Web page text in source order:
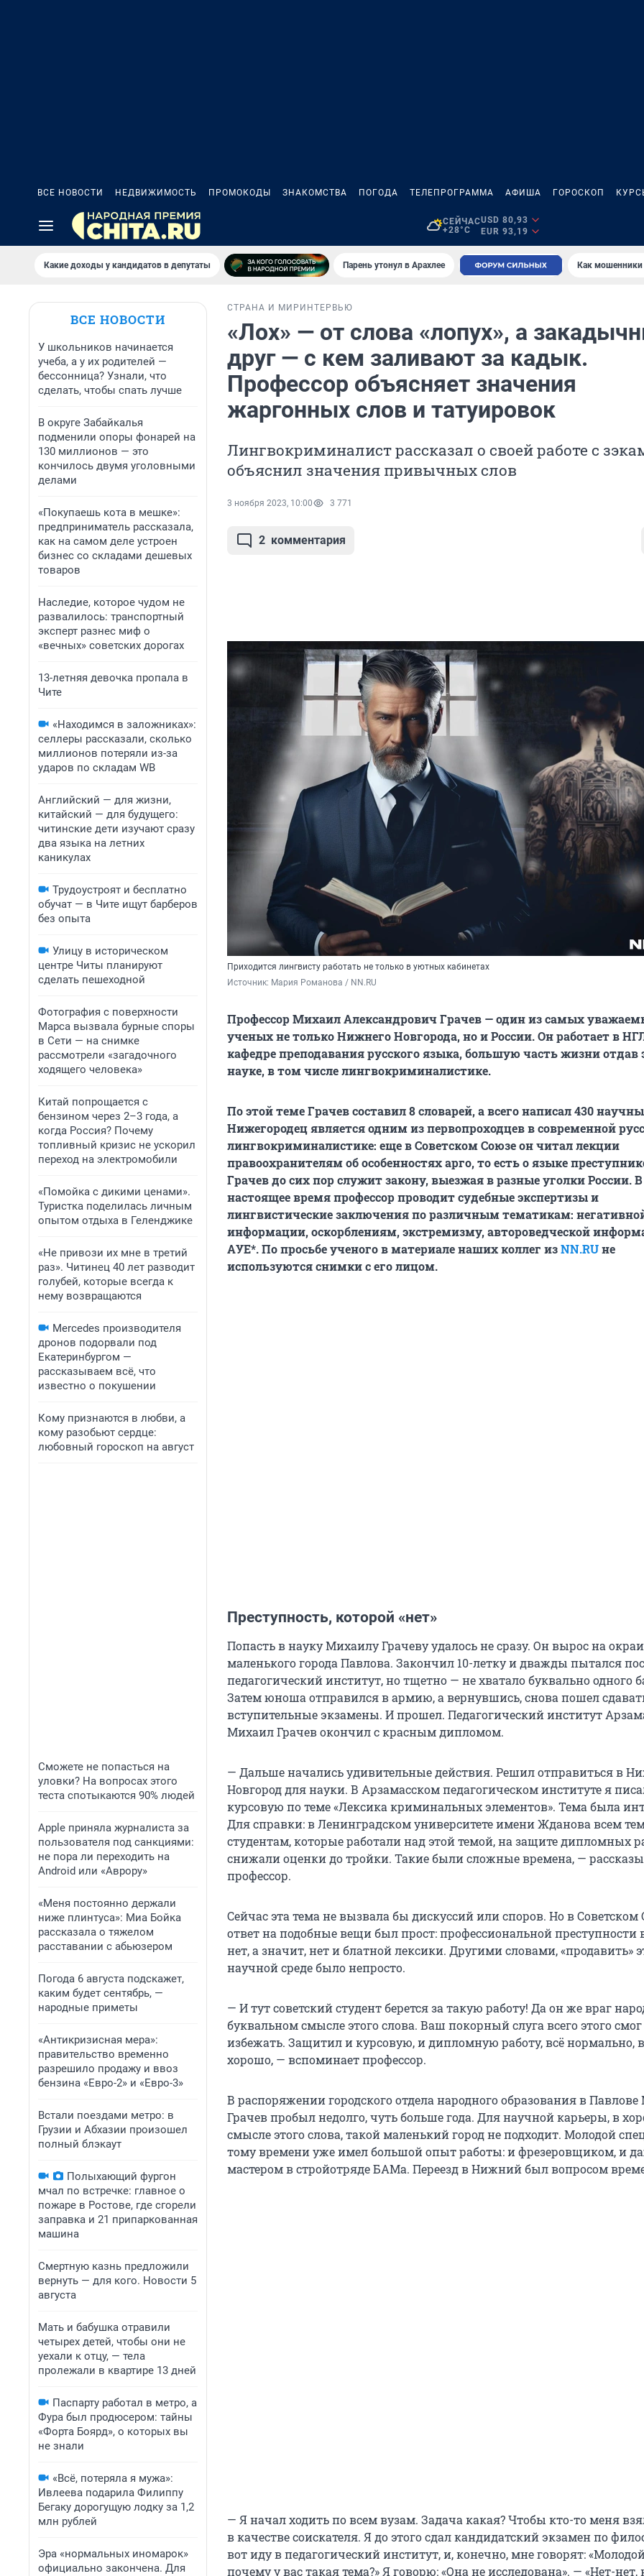
ВСЕ НОВОСТИ НЕДВИЖИМОСТЬ ПРОМОКОДЫ ЗНАКОМСТВА ПОГОДА ТЕЛЕПРОГРАММА АФИША ГОРОСКОП
СЕЙЧАС
+28°C
USD 80,93
EUR 93,19
Какие доходы у кандидатов в депутаты Парень утонул в Арахлее Как
ВСЕ НОВОСТИ
У школьников начинается
учеба, а у их родителей —
бессонница? Узнали, что
сделать, чтобы спать лучше
В округе Забайкалья
подменили опоры фонарей на
130 миллионов — это
кончилось двумя уголовными
делами
«Покупаешь кота в мешке»:
предприниматель рассказала,
как на самом деле устроен
бизнес со складами дешевых
товаров
Наследие, которое чудом не
развалилось: транспортный
эксперт разнес миф о
«вечных» советских дорогах
13-летняя девочка пропала в
Чите
«Находимся в заложниках»:
селлеры рассказали, сколько
миллионов потеряли из-за
ударов по складам WB
Английский — для жизни,
китайский — для будущего:
читинские дети изучают сразу
два языка на летних
каникулах
Трудоустроят и бесплатно
обучат — в Чите ищут барберов
без опыта
Улицу в историческом
центре Читы планируют
сделать пешеходной
Фотография с поверхности
Марса вызвала бурные споры
в Сети — на снимке
рассмотрели «загадочного
ходящего человека»
Китай попрощается с
бензином через 2–3 года, а
когда Россия? Почему
топливный кризис не ускорил
переход на электромобили
«Помойка с дикими ценами».
Туристка поделилась личным
опытом отдыха в Геленджике
«Не привози их мне в третий
раз». Читинец 40 лет разводит
голубей, которые всегда к
нему возвращаются
Mercedes производителя
дронов подорвали под
Екатеринбургом —
рассказываем всё, что
известно о покушении
Кому признаются в любви, а
кому разобьют сердце:
любовный гороскоп на август
Сможете не попасться на
уловки? На вопросах этого
теста спотыкаются 90% людей
Apple приняла журналиста за
пользователя под санкциями:
не пора ли переходить на
Android или «Аврору»
«Меня постоянно держали
ниже плинтуса»: Миа Бойка
рассказала о тяжелом
расставании с абьюзером
Погода 6 августа подскажет,
каким будет сентябрь, —
народные приметы
«Антикризисная мера»:
правительство временно
разрешило продажу и ввоз
бензина «Евро-2» и «Евро-3»
Встали поездами метро: в
Грузии и Абхазии произошел
полный блэкаут
Полыхающий фургон
мчал по встречке: главное о
пожаре в Ростове, где сгорели
заправка и 21 припаркованная
машина
Смертную казнь предложили
вернуть — для кого. Новости 5
августа
Мать и бабушка отравили
четырех детей, чтобы они не
уехали к отцу, — тела
пролежали в квартире 13 дней
Паспарту работал в метро, а
Фура был продюсером: тайны
«Форта Боярд», о которых вы
не знали
«Всё, потеряла я мужа»:
Ивлеева подарила Филиппу
Бегаку дорогущую лодку за 1,2
млн рублей
Эра «нормальных иномарок»
официально закончена. Для
СТРАНА И МИР ИНТЕРВЬЮ
«Лох» — от слова «лопух», а
друг — с кем заливают за кадык.
Профессор объясняет значения
жаргонных слов и татуировок
Лингвокриминалист рассказал о своей работе с
объяснил значения привычных слов
3 ноября 2023, 10:00 3 771
2 комментария
Приходится лингвисту работать не только в уютных кабинетах
Источник: Мария Романова / NN.RU
Профессор Михаил Александрович Грачев — один из самых
ученых не только Нижнего Новгорода, но и России. Он работает в
кафедре преподавания русского языка, большую часть жизни отдав
науке, в том числе лингвокриминалистике.
По этой теме Грачев составил 8 словарей, а всего написал 430
Нижегородец является одним из первопроходцев в современной
лингвокриминалистике: еще в Советском Союзе он читал лекции
правоохранителям об особенностях арго, то есть о языке
Грачев до сих пор служит закону, выезжая в разные уголки России. В
настоящее время профессор проводит судебные экспертизы и
лингвистические заключения по различным тематикам:
информации, оскорблениям, экстремизму, автороведческой
АУЕ*. По просьбе ученого в материале наших коллег изNN.RUне
используются снимки с его лицом.
Преступность, которой «нет»
Попасть в науку Михаилу Грачеву удалось не сразу. Он вырос на
маленького города Павлова. Закончил 10-летку и дважды пытался
педагогический институт, но тщетно — не хватало буквально одного
Затем юноша отправился в армию, а вернувшись, снова пошел
вступительные экзамены. И прошел. Педагогический институт
Михаил Грачев окончил с красным дипломом.
— Дальше начались удивительные действия. Решил отправиться в
Новгород для науки. В Арзамасском педагогическом институте я
курсовую по теме «Лексика криминальных элементов». Тема была
Для справки: в Ленинградском университете имени Жданова всем
студентам, которые работали над этой темой, на защите дипломных
снижали оценки до тройки. Такие были сложные времена, —
профессор.
Сейчас эта тема не вызвала бы дискуссий или споров. Но в Советском
ответ на подобные вещи был прост: профессиональной преступности
нет, а значит, нет и блатной лексики. Другими словами, «продавить»
научной среде было непросто.
— И тут советский студент берется за такую работу! Да он же враг
буквальном смысле этого слова. Ваш покорный слуга всего этого смог
избежать. Защитил и курсовую, и дипломную работу, всё нормально,
хорошо, — вспоминает профессор.
В распоряжении городского отдела народного образования в
Грачев пробыл недолго, чуть больше года. Для научной карьеры, в
смысле этого слова, такой маленький город не подходит. Молодой
тому времени уже имел большой опыт работы: и фрезеровщиком, и
мастером в стройотряде БАМа. Переезд в Нижний был вопросом
— Я начал ходить по всем вузам. Задача какая? Чтобы кто-то меня
в качестве соискателя. Я до этого сдал кандидатский экзамен по
вот иду в педагогический институт, и, конечно, мне говорят:
почему у вас такая тема?» Я говорю: «Она не исследована». — «Нет-нет,